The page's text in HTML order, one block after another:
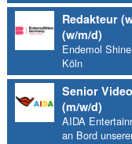
Redakteur
(w/m/d)
Endemol
Köln
Senior
(m/w/d)
AIDA
an Bord